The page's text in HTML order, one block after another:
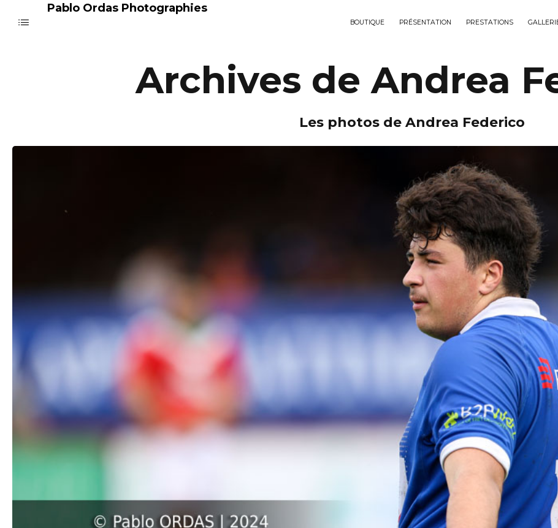
Pablo Ordas Photographies
BOUTIQUE PRÉSENTATION PRESTATIONS
Archives de Andrea
Les photos de Andrea Federico